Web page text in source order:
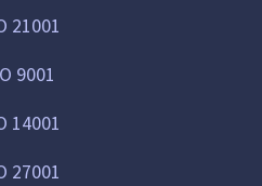
21001
9001
14001
27001